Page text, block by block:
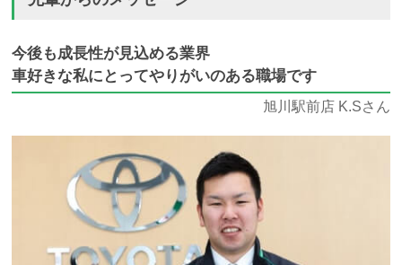
今後も成長性が見込める業界
車好きな私にとってやりがいのある職場です
旭川駅前店 K.Sさん